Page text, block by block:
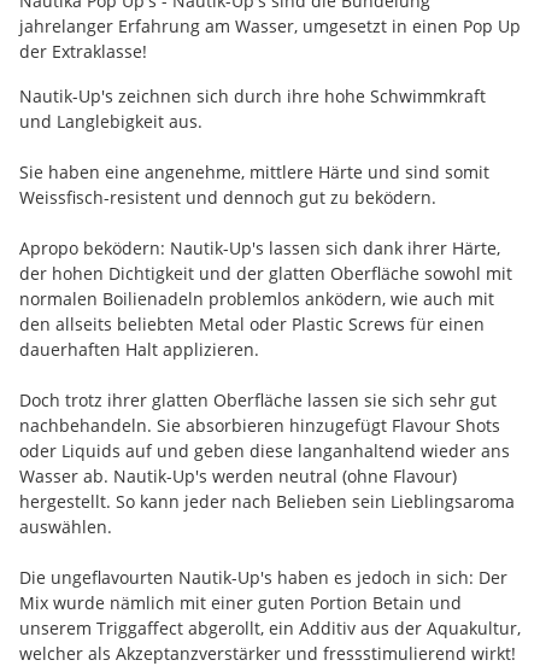
jahrelanger Erfahrung am Wasser, umgesetzt in einen Pop Up
der Extraklasse!
Nautik-Up's zeichnen sich durch ihre hohe Schwimmkraft
und Langlebigkeit aus.
Sie haben eine angenehme, mittlere Härte und sind somit
Weissfisch-resistent und dennoch gut zu beködern.
Apropo beködern: Nautik-Up's lassen sich dank ihrer Härte,
der hohen Dichtigkeit und der glatten Oberfläche sowohl mit
normalen Boilienadeln problemlos anködern, wie auch mit
den allseits beliebten Metal oder Plastic Screws für einen
dauerhaften Halt applizieren.
Doch trotz ihrer glatten Oberfläche lassen sie sich sehr gut
nachbehandeln. Sie absorbieren hinzugefügt Flavour Shots
oder Liquids auf und geben diese langanhaltend wieder ans
Wasser ab. Nautik-Up's werden neutral (ohne Flavour)
hergestellt. So kann jeder nach Belieben sein Lieblingsaroma
auswählen.
Die ungeflavourten Nautik-Up's haben es jedoch in sich: Der
Mix wurde nämlich mit einer guten Portion Betain und
unserem Triggaffect abgerollt, ein Additiv aus der Aquakultur,
welcher als Akzeptanzverstärker und fressstimulierend wirkt!